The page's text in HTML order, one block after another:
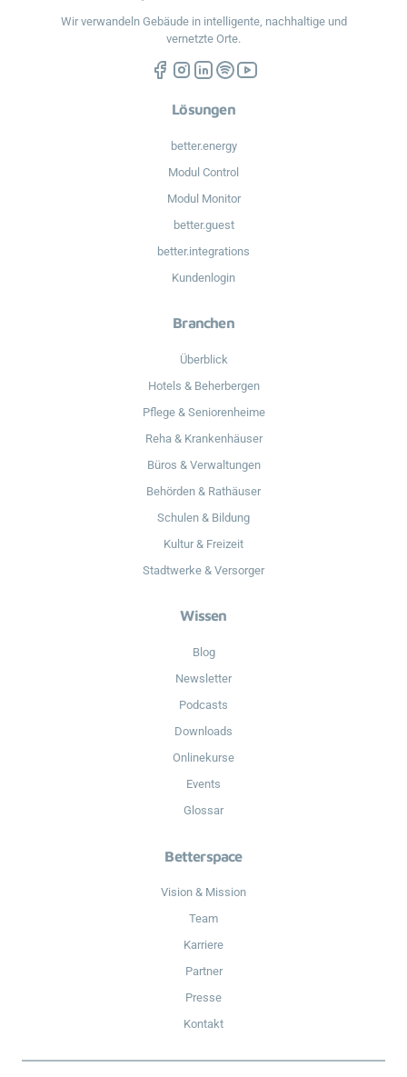
Wir verwandeln Gebäude in intelligente, nachhaltige und
vernetzte Orte.
Lösungen
better.energy
Modul Control
Modul Monitor
better.guest
better.integrations
Kundenlogin
Branchen
Überblick
Hotels & Beherbergen
Pflege & Seniorenheime
Reha & Krankenhäuser
Büros & Verwaltungen
Behörden & Rathäuser
Schulen & Bildung
Kultur & Freizeit
Stadtwerke & Versorger
Wissen
Blog
Newsletter
Podcasts
Downloads
Onlinekurse
Events
Glossar
Betterspace
Vision & Mission
Team
Karriere
Partner
Presse
Kontakt